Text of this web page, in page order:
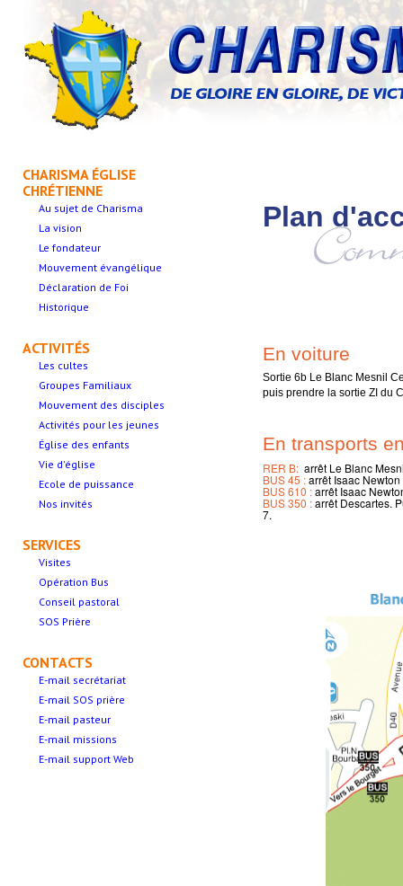
CHARISMA ÉGLISE
CHRÉTIENNE
Au sujet de Charisma
La vision
Le fondateur
Mouvement évangélique
Déclaration de Foi
Historique
ACTIVITÉS
Les cultes
Groupes Familiaux
Mouvement des disciples
Activités pour les jeunes
Église des enfants
Vie d'église
Ecole de puissance
Nos invités
SERVICES
Visites
Opération Bus
Conseil pastoral
SOS Prière
CONTACTS
E-mail secrétariat
E-mail SOS prière
E-mail pasteur
E-mail missions
E-mail support Web
Plan
En voiture
Sortie 6b Le Blanc Mesnil
puis prendre la sortie ZI du
En transports
RER B: arrêt Le Blanc
BUS 45 :arrêt Isaac Newton
BUS 610 :arrêt Isaac
BUS 350 :arrêt Descartes.
7.